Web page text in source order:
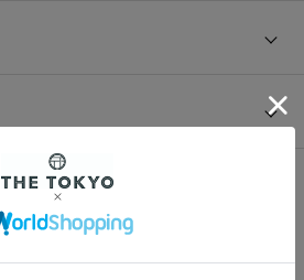
/KENZO TARGET TURTLENECK
KENZO TARGET TURTLENECK